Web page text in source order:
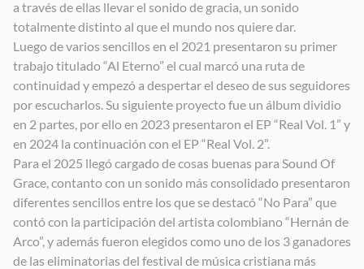
a través de ellas llevar el sonido de gracia, un sonido
totalmente distinto al que el mundo nos quiere dar.
Luego de varios sencillos en el 2021 presentaron su primer
trabajo titulado “Al Eterno” el cual marcó una ruta de
continuidad y empezó a despertar el deseo de sus seguidores
por escucharlos. Su siguiente proyecto fue un álbum dividio
en 2 partes, por ello en 2023 presentaron el EP “Real Vol. 1” y
en 2024 la continuación con el EP “Real Vol. 2”.
Para el 2025 llegó cargado de cosas buenas para Sound Of
Grace, contanto con un sonido más consolidado presentaron
diferentes sencillos entre los que se destacó “No Para” que
contó con la participación del artista colombiano “Hernán de
Arco”, y además fueron elegidos como uno de los 3 ganadores
de las eliminatorias del festival de música cristiana más